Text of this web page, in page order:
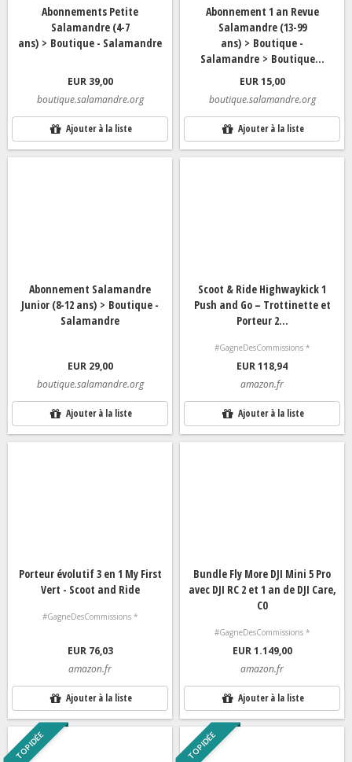
Abonnements Petite
Salamandre (4-7
ans) > Boutique - Salamandre
EUR 39,00
boutique.salamandre.org
Ajouter à la liste
Abonnement 1 an Revue
Salamandre (13-99
ans) > Boutique -
Salamandre > Boutique...
EUR 15,00
boutique.salamandre.org
Ajouter à la liste
Abonnement Salamandre
Junior (8-12 ans) > Boutique -
Salamandre
EUR 29,00
boutique.salamandre.org
Ajouter à la liste
Scoot & Ride Highwaykick 1
Push and Go – Trottinette et
Porteur 2...
#GagneDesCommissions *
EUR 118,94
amazon.fr
Ajouter à la liste
Porteur évolutif 3 en 1 My First
Vert - Scoot and Ride
#GagneDesCommissions *
EUR 76,03
amazon.fr
Ajouter à la liste
Bundle Fly More DJI Mini 5 Pro
avec DJI RC 2 et 1 an de DJI Care,
C0
#GagneDesCommissions *
EUR 1.149,00
amazon.fr
Ajouter à la liste
TOP IDÉE TOP IDÉE